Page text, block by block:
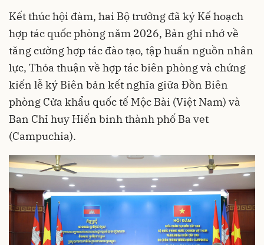
Kết thúc hội đàm, hai Bộ trưởng đã ký Kế hoạch
hợp tác quốc phòng năm 2026, Bản ghi nhớ về
tăng cường hợp tác đào tạo, tập huấn nguồn nhân
lực, Thỏa thuận về hợp tác biên phòngvà chứng
kiến lễ ký Biên bản kết nghĩa giữa Đồn Biên
phòng Cửa khẩu quốc tế Mộc Bài (Việt Nam) và
Ban Chỉ huy Hiến binh thành phố Ba vet
(Campuchia).